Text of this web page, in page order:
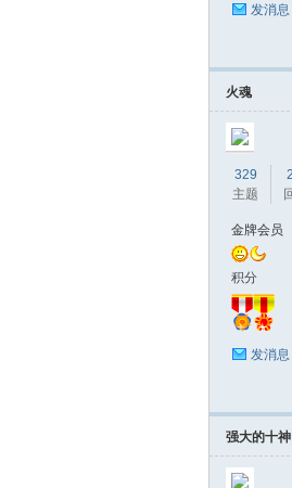
发消息
火魂
329
主题
金牌会员
积分
发消息
强大的十神